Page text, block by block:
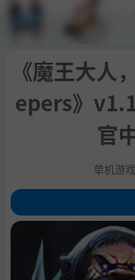
《魔王大人
epers》
官
单机游戏
1.关于这款游戏
特色
轻度Rogue防守